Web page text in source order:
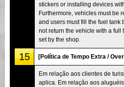
stickers or installing devices
Furthermore, vehicles must be
and users must fill the fuel tank
not return the vehicle with a full
set by the shop.
15 [Política de Tempo Extra /
Em relação aos clientes de
aplica. Em relação aos